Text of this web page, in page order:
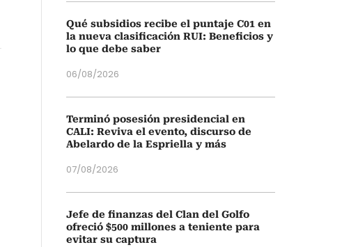
Qué subsidios recibe el puntaje C01 en
la nueva clasificación RUI: Beneficios y
lo que debe saber
06/08/2026
Terminó posesión presidencial en
CALI: Reviva el evento, discurso de
Abelardo de la Espriella y más
07/08/2026
Jefe de finanzas del Clan del Golfo
ofreció $500 millones a teniente para
evitar su captura